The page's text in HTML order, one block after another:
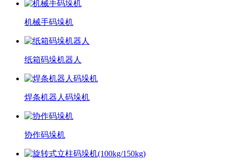
机械手码垛机
纸箱码垛机器人
焊条机器人码垛机
协作码垛机